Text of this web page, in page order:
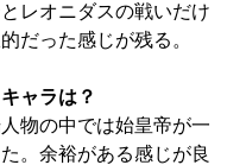
レオニダスの戦いだけ
だった感じが残る。
ャラは？
物の中では始皇帝が一
。余裕がある感じが良